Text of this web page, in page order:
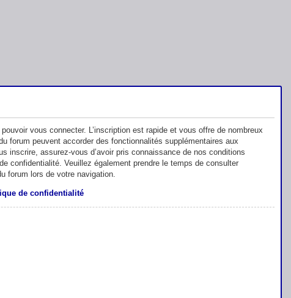
vous connecter. L’inscription est rapide et vous offre de nombreux
forum peuvent accorder des fonctionnalités supplémentaires aux
inscrire, assurez-vous d’avoir pris connaissance de nos conditions
confidentialité. Veuillez également prendre le temps de consulter
forum lors de votre navigation.
de confidentialité